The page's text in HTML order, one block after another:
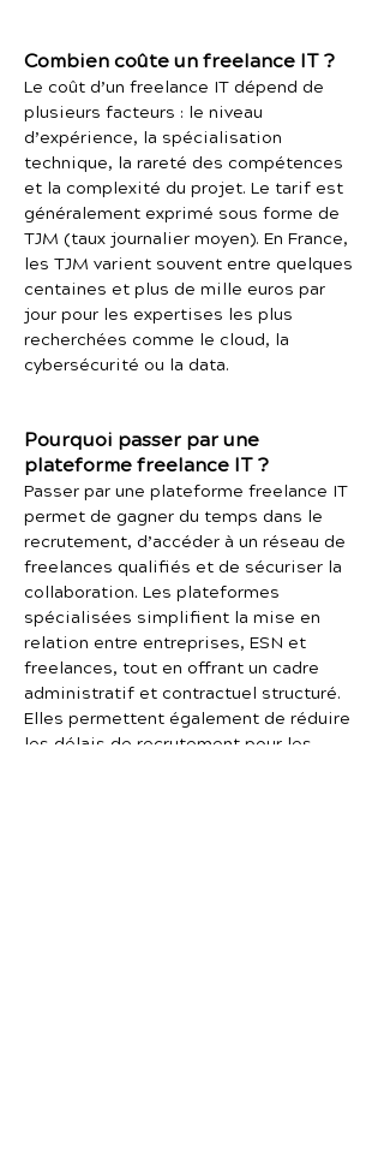
Combien coûte un freelance IT ?
Le coût d’un freelance IT dépend de
plusieurs facteurs : le niveau
d’expérience, la spécialisation
technique, la rareté des compétences
et la complexité du projet. Le tarif est
généralement exprimé sous forme de
TJM (taux journalier moyen). En France,
les TJM varient souvent entre quelques
centaines et plus de mille euros par
jour pour les expertises les plus
recherchées comme le cloud, la
cybersécurité ou la data.
Pourquoi passer par une
plateforme freelance IT ?
Passer par une plateforme freelance IT
permet de gagner du temps dans le
recrutement, d’accéder à un réseau de
freelances qualifiés et de sécuriser la
collaboration. Les plateformes
spécialisées simplifient la mise en
relation entre entreprises, ESN et
freelances, tout en offrant un cadre
administratif et contractuel structuré.
Elles permettent également de réduire
les délais de recrutement pour les